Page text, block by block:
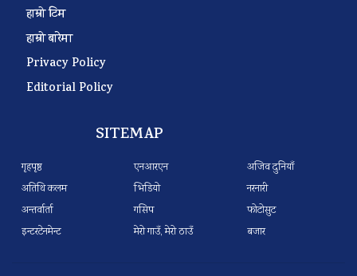
हाम्रो टिम
हाम्रो बारेमा
Privacy Policy
Editorial Policy
SITEMAP
गृहपृष्ठ
अतिथि कलम
अन्तर्वार्ता
इन्टरटेनमेन्ट
एनआरएन
भिडियो
गसिप
मेरो गाउँ, मेरो ठाउँ
अजिव दुनियाँ
नरनारी
फोटोसुट
बजार